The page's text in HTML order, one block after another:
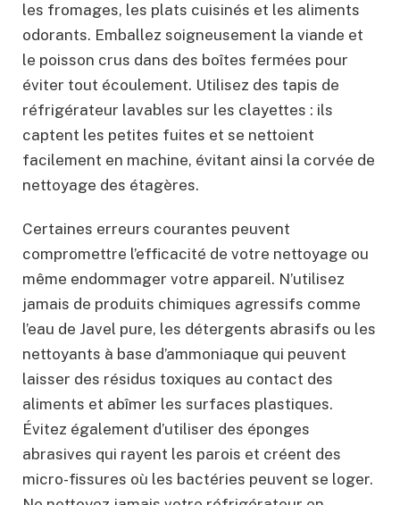
les fromages, les plats cuisinés et les aliments
odorants. Emballez soigneusement la viande et
le poisson crus dans des boîtes fermées pour
éviter tout écoulement. Utilisez des tapis de
réfrigérateur lavables sur les clayettes : ils
captent les petites fuites et se nettoient
facilement en machine, évitant ainsi la corvée de
nettoyage des étagères.
Certaines erreurs courantes peuvent
compromettre l’efficacité de votre nettoyage ou
même endommager votre appareil. N’utilisez
jamais de produits chimiques agressifs comme
l’eau de Javel pure, les détergents abrasifs ou les
nettoyants à base d’ammoniaque qui peuvent
laisser des résidus toxiques au contact des
aliments et abîmer les surfaces plastiques.
Évitez également d’utiliser des éponges
abrasives qui rayent les parois et créent des
micro-fissures où les bactéries peuvent se loger.